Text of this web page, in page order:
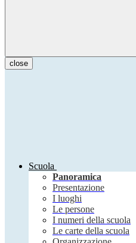
close
Scuola
Panoramica
Presentazione
I luoghi
Le persone
I numeri della scuola
Le carte della scuola